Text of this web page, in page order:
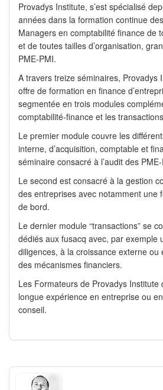
Provadys Institute, s’est spécialisé
années dans la formation continue
Managers en comptabilité finance de
et de toutes tailles d’organisation,
PME-PMI.
A travers treize séminaires, Provadys
offre de formation en finance
segmentée en trois modules
comptabilité-finance et les
Le premier module couvre les
interne, d’acquisition, comptable et
séminaire consacré à l’audit des
Le second est consacré à la gestion
des entreprises avec notamment une
de bord.
Le dernier module “transactions” se
dédiés aux fusacq avec, par exemple
diligences, à la croissance externe
des mécanismes financiers.
Les Formateurs de Provadys Institute
longue expérience en entreprise ou
conseil.